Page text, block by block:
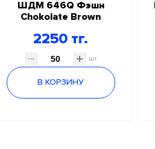
ШДМ 646Q Фэшн
Chokolate Brown
2250 тг.
шт
В КОРЗИНУ